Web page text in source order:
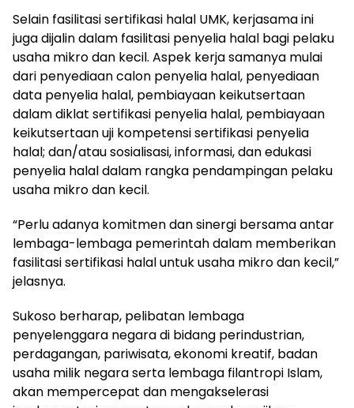
Selain fasilitasi sertifikasi halal UMK, kerjasama ini
juga dijalin dalam fasilitasi penyelia halal bagi pelaku
usaha mikro dan kecil. Aspek kerja samanya mulai
dari penyediaan calon penyelia halal, penyediaan
data penyelia halal, pembiayaan keikutsertaan
dalam diklat sertifikasi penyelia halal, pembiayaan
keikutsertaan uji kompetensi sertifikasi penyelia
halal; dan/atau sosialisasi, informasi, dan edukasi
penyelia halal dalam rangka pendampingan pelaku
usaha mikro dan kecil.
“Perlu adanya komitmen dan sinergi bersama antar
lembaga-lembaga pemerintah dalam memberikan
fasilitasi sertifikasi halal untuk usaha mikro dan kecil,”
jelasnya.
Sukoso berharap, pelibatan lembaga
penyelenggara negara di bidang perindustrian,
perdagangan, pariwisata, ekonomi kreatif, badan
usaha milik negara serta lembaga filantropi Islam,
akan mempercepat dan mengakselerasi